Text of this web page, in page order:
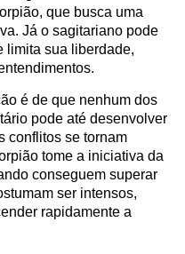
que busca uma
Já o sagitariano pode
limita sua liberdade,
é de que nenhum dos
pode até desenvolver
conflitos se tornam
tome a iniciativa da
conseguem superar
ser intensos,
rapidamente a